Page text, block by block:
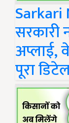
Sarkari
सरकारी
अप्लाई,
पूरा